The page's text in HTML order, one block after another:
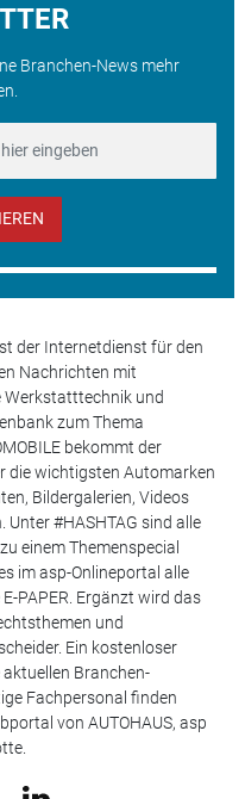
Branchen-News mehr
der Internetdienst für den
Nachrichten mit
Werkstatttechnik und
zum Thema
bekommt der
die wichtigsten Automarken
Bildergalerien, Videos
#HASHTAG sind alle
einem Themenspecial
im asp-Onlineportal alle
PAPER. Ergänzt wird das
und
Ein kostenloser
aktuellen Branchen-
Fachpersonal finden
von AUTOHAUS, asp